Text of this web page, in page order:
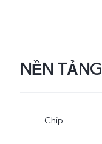
NỀN TẢNG
Chip